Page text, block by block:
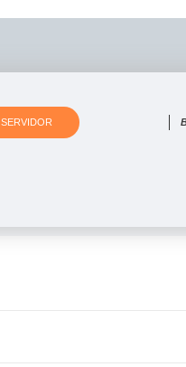
SERVIDOR